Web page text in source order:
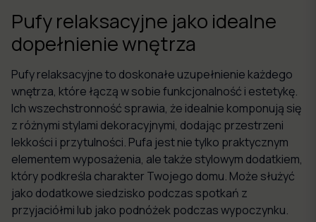
Pufy relaksacyjne jako idealne
dopełnienie wnętrza
Pufy relaksacyjne to doskonałe uzupełnienie każdego
wnętrza, które łączą w sobie funkcjonalność i estetykę.
Ich wszechstronność sprawia, że idealnie komponują się
z różnymi stylami dekoracyjnymi, dodając przestrzeni
lekkości i przytulności. Pufa jest nie tylko praktycznym
elementem wyposażenia, ale także stylowym dodatkiem,
który podkreśla charakter Twojego domu. Może służyć
jako dodatkowe siedzisko podczas spotkań z
przyjaciółmi lub jako podnóżek podczas wypoczynku.